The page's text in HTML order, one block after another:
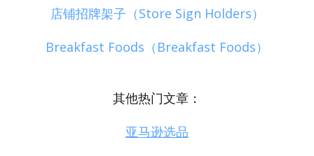
店铺招牌架子（Store Sign Holders）
Breakfast Foods（Breakfast Foods）
其他热门文章：
亚马逊选品